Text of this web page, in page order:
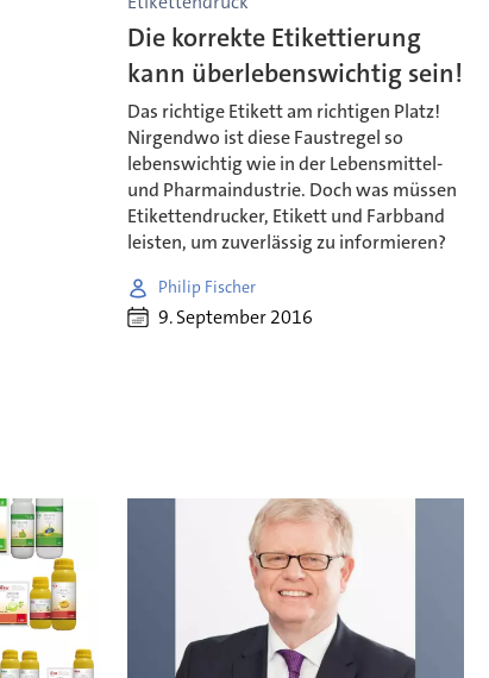
Die korrekte Etikettierung
kann überlebenswichtig sein!
Das richtige Etikett am richtigen Platz!
Nirgendwo ist diese Faustregel so
lebenswichtig wie in der Lebensmittel-
und Pharmaindustrie. Doch was müssen
Etikettendrucker, Etikett und Farbband
leisten, um zuverlässig zu informieren?
Philip Fischer
9. September 2016